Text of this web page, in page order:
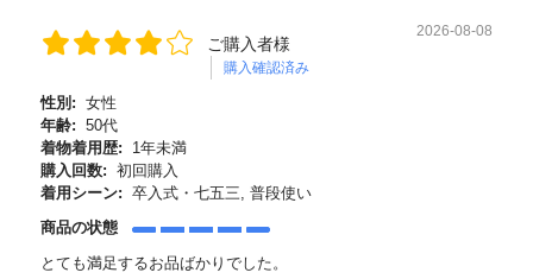
ご購入者様
購入確認済み
2026-08-08
性別: 女性
年齢: 50代
着物着用歴:
1年未満
購入回数: 初回購入
着用シーン: 卒入式・七五三, 普段使い
商品の状態
とても満足するお品ばかりでした。